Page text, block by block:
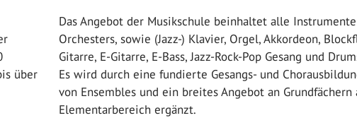
über
Das Angebot der Musikschule beinhaltet alle
Orchesters, sowie (Jazz-) Klavier, Orgel, Akkordeon,
Gitarre, E-Gitarre, E-Bass, Jazz-Rock-Pop Gesang und
Es wird durch eine fundierte Gesangs- und
von Ensembles und ein breites Angebot an Grundfächern
Elementarbereich ergänzt.